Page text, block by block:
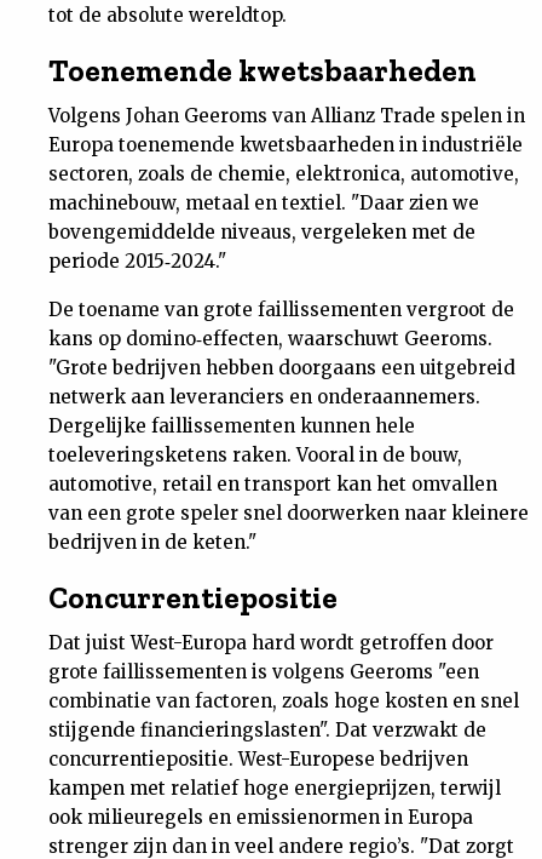
tot de absolute wereldtop.
​Toenemende kwetsbaarheden
Volgens Johan Geeroms van Allianz Trade spelen in
Europa toenemende kwetsbaarheden in industriële
sectoren, zoals de chemie, elektronica, automotive,
machinebouw, metaal en textiel. "Daar zien we
bovengemiddelde niveaus, vergeleken met de
periode 2015‑2024."
De toename van grote faillissementen vergroot de
kans op domino‑effecten, waarschuwt Geeroms.
"Grote bedrijven hebben doorgaans een uitgebreid
netwerk aan leveranciers en onderaannemers.
Dergelijke faillissementen kunnen hele
toeleveringsketens raken. Vooral in de bouw,
automotive, retail en transport kan het omvallen
van een grote speler snel doorwerken naar kleinere
bedrijven in de keten."
Concurrentiepositie
Dat juist West-Europa hard wordt getroffen door
grote faillissementen is volgens Geeroms "een
combinatie van factoren, zoals hoge kosten en snel
stijgende financieringslasten". Dat verzwakt de
concurrentiepositie. West-Europese bedrijven
kampen met relatief hoge energieprijzen, terwijl
ook milieuregels en emissienormen in Europa
strenger zijn dan in veel andere regio’s. "Dat zorgt